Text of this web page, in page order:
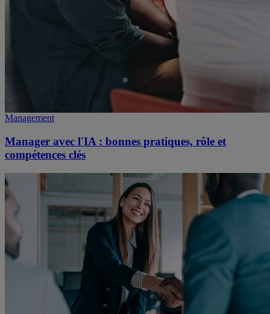
Management
Manager avec l'IA : bonnes pratiques, rôle et
compétences clés